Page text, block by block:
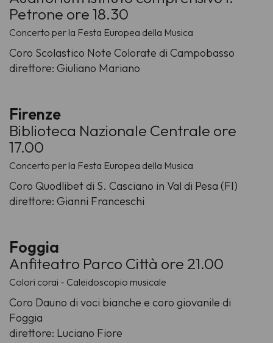
Petrone ore 18.30
Concerto per la Festa Europea della Musica
Coro Scolastico Note Colorate di Campobasso
direttore: Giuliano Mariano
Firenze
Biblioteca Nazionale Centrale ore
17.00
Concerto per la Festa Europea della Musica
Coro Quodlibet di S. Casciano in Val di Pesa (FI)
direttore: Gianni Franceschi
Foggia
Anfiteatro Parco Città ore 21.00
Colori corai - Caleidoscopio musicale
Coro Dauno di voci bianche e coro giovanile di
Foggia
direttore: Luciano Fiore